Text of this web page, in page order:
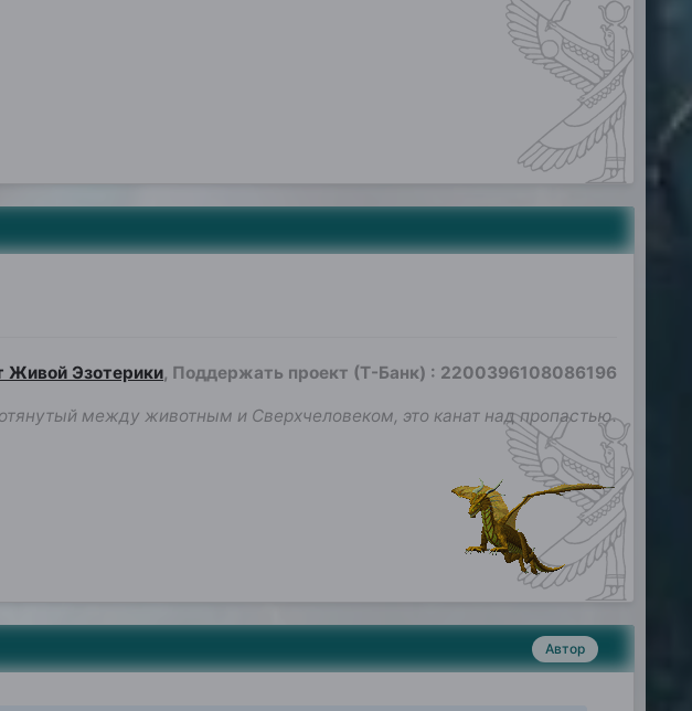
Живой Эзотерики, Поддержать проект (Т-Банк) : 2200396108086196
между животным и Сверхчеловеком, это канат над пропастью.
Автор